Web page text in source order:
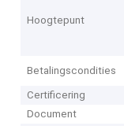
Hoogtepunt
Betalingscondities
Certificering
Document